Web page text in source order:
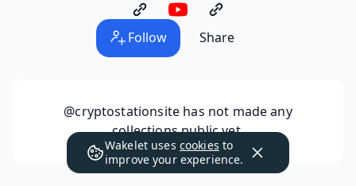
Follow Share
@cryptostationsite has not made any
collections public yet.
Wakelet uses cookies to
improve your experience.